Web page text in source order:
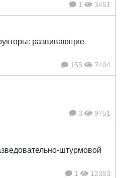
1 3451
развивающие
155 7404
3 9751
штурмовой
1 12353